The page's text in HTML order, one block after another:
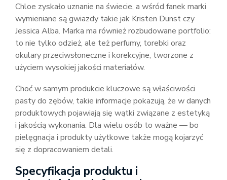
Chloe zyskało uznanie na świecie, a wśród fanek marki
wymieniane są gwiazdy takie jak Kristen Dunst czy
Jessica Alba. Marka ma również rozbudowane portfolio:
to nie tylko odzież, ale też perfumy, torebki oraz
okulary przeciwsłoneczne i korekcyjne, tworzone z
użyciem wysokiej jakości materiałów.
Choć w samym produkcie kluczowe są właściwości
pasty do zębów, takie informacje pokazują, że w danych
produktowych pojawiają się wątki związane z estetyką
i jakością wykonania. Dla wielu osób to ważne — bo
pielęgnacja i produkty użytkowe także mogą kojarzyć
się z dopracowaniem detali.
Specyfikacja produktu i